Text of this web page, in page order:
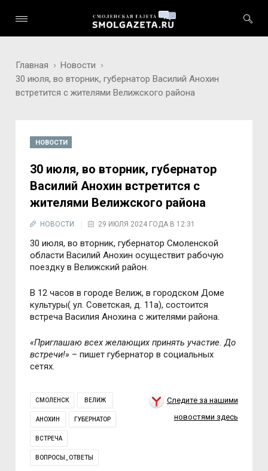
Главная
Новости
30 июля, во вторник, губернатор Василий Анохин
встретится с жителями Велижского района
НОВОСТИ
30 июля, во вторник, губернатор
Василий Анохин встретится с
жителями Велижского района
НОВОСТИ 29 ИЮЛЯ 2024 ГОДА В 12:31
30 июля, во вторник, губернатор Смоленской
области Василий Анохин осуществит рабочую
поездку в Велижский район.
В 12 часов в городе Велиж, в городском Доме
культуры( ул. Советская, д. 11а), состоится
встреча Василия Анохина с жителями района.
«Приглашаю всех желающих принять участие. До
встречи!» – пишет губернатор в социальных
сетях.
СМОЛЕНСК ВЕЛИЖ
АНОХИН ГУБЕРНАТОР
ВСТРЕЧА
ВОПРОСЫ_ОТВЕТЫ
Следите за нашими
новостями здесь